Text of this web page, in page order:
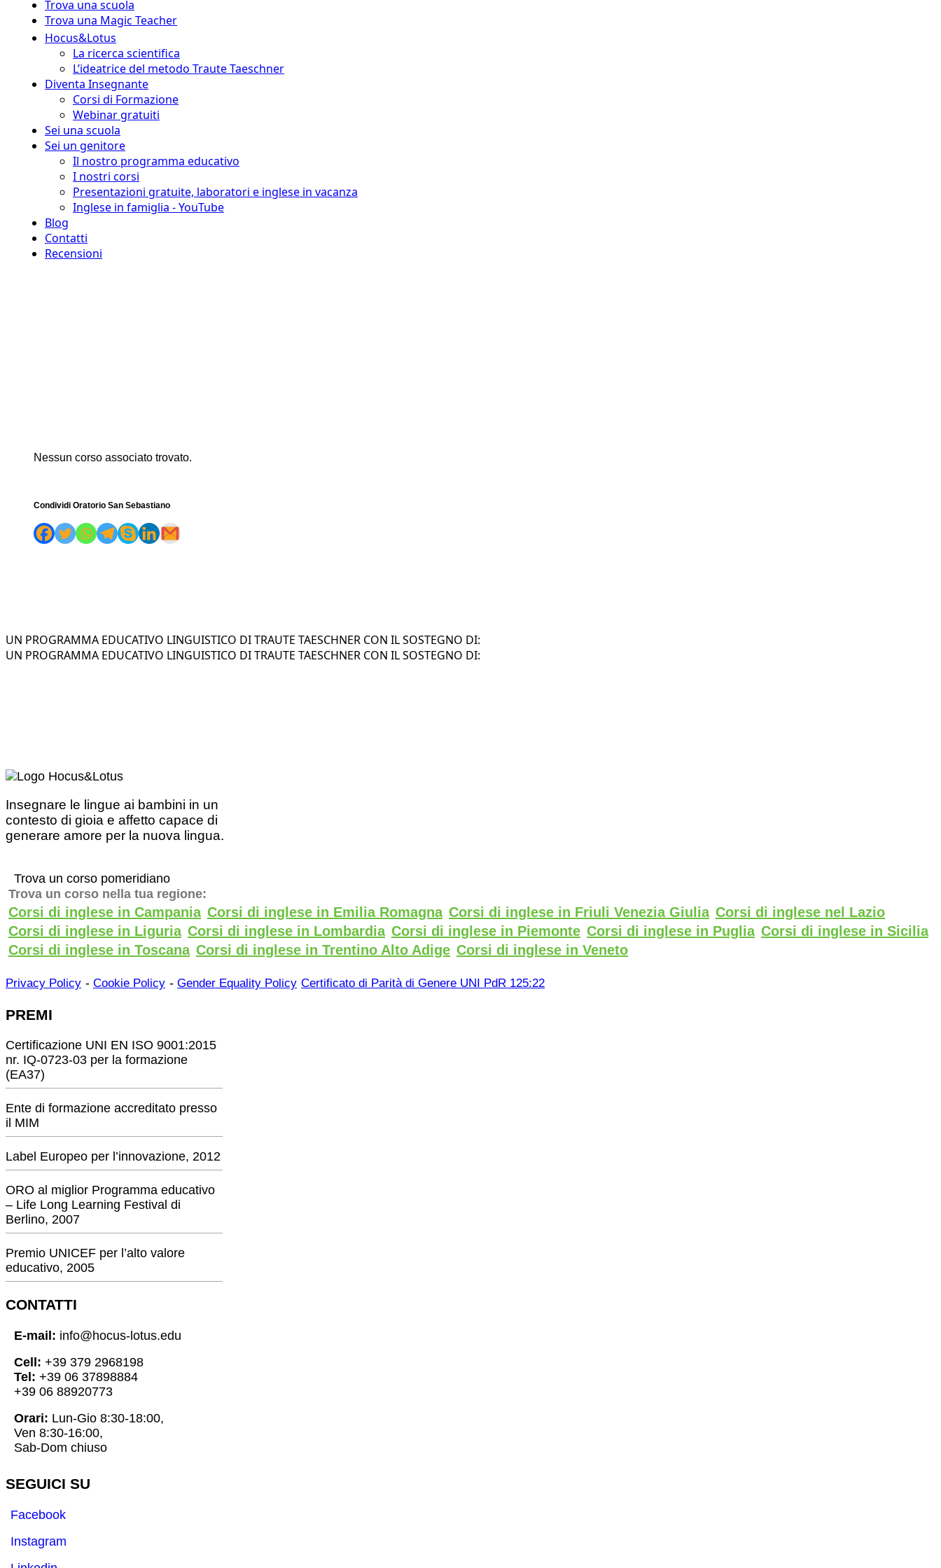
Trova una scuola
Trova una Magic Teacher
Hocus&Lotus
La ricerca scientifica
L’ideatrice del metodo Traute Taeschner
Diventa Insegnante
Corsi di Formazione
Webinar gratuiti
Sei una scuola
Sei un genitore
Il nostro programma educativo
I nostri corsi
Presentazioni gratuite, laboratori e inglese in vacanza
Inglese in famiglia - YouTube
Blog
Contatti
Recensioni
Nessun corso associato trovato.
Condividi Oratorio San Sebastiano
UN PROGRAMMA EDUCATIVO LINGUISTICO DI TRAUTE TAESCHNER CON IL SOSTEGNO DI:
UN PROGRAMMA EDUCATIVO LINGUISTICO DI TRAUTE TAESCHNER CON IL SOSTEGNO DI:
Insegnare le lingue ai bambini in un
contesto di gioia e affetto capace di
generare amore per la nuova lingua.
Trova un corso pomeridiano
Trova un corso nella tua regione:
Corsi di inglese in Campania Corsi di inglese in Emilia Romagna Corsi di inglese in Friuli Venezia Giulia Corsi di inglese nel Lazio
Corsi di inglese in Liguria Corsi di inglese in Lombardia Corsi di inglese in Piemonte Corsi di inglese in Puglia Corsi di inglese in Sicilia
Corsi di inglese in Toscana Corsi di inglese in Trentino Alto Adige Corsi di inglese in Veneto
Privacy Policy - Cookie Policy - Gender Equality Policy Certificato di Parità di Genere UNI PdR 125:22
PREMI
Certificazione UNI EN ISO 9001:2015
nr. IQ-0723-03 per la formazione
(EA37)
Ente di formazione accreditato presso
il MIM
Label Europeo per l’innovazione, 2012
ORO al miglior Programma educativo
– Life Long Learning Festival di
Berlino, 2007
Premio UNICEF per l’alto valore
educativo, 2005
CONTATTI
E-mail: info@hocus-lotus.edu
Cell: +39 379 2968198
Tel: +39 06 37898884
+39 06 88920773
Orari: Lun-Gio 8:30-18:00,
Ven 8:30-16:00,
Sab-Dom chiuso
SEGUICI SU
Facebook
Instagram